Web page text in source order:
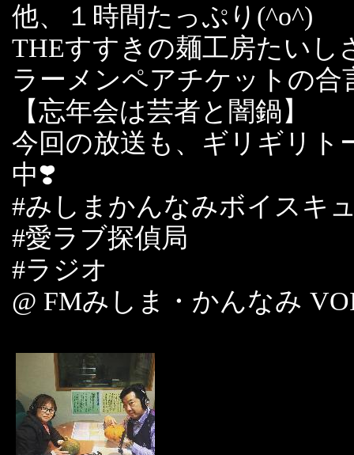
他、１時間たっぷり(^o^)
THEすすきの麺工房たいし
ラーメンペアチケットの合
【忘年会は芸者と闇鍋】
今回の放送も、ギリギリト
中❣️
#みしまかんなみボイスキ
#愛ラブ探偵局
#ラジオ
@ FMみしま・かんなみ